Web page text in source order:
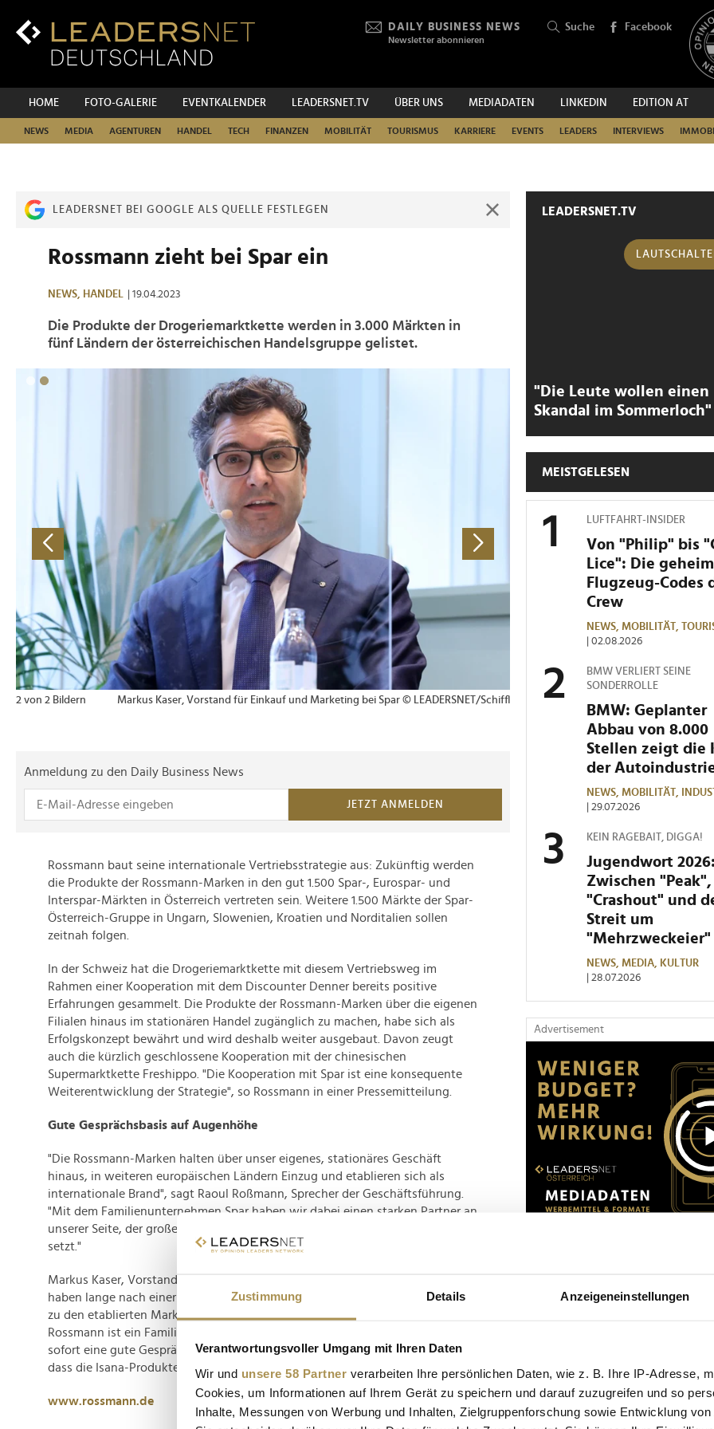
Zustimmung Details Anzeigeneinstellungen
Verantwortungsvoller Umgang mit Ihren Daten
Wir und unsere 58 Partner verarbeiten Ihre persönlichen Daten, wie z. B. Ihre IP-Adresse,
Cookies, um Informationen auf Ihrem Gerät zu speichern und darauf zuzugreifen und so
Inhalte, Messungen von Werbung und Inhalten, Zielgruppenforschung sowie Entwicklung
Inhalt
DAILY BUSINESS NEWS
Newsletter abonnieren
Suche Facebook
HOME FOTO-GALERIE EVENTKALENDER LEADERSNET.TV ÜBER UNS MEDIADATEN LINKEDIN EDITION AT
NEWS MEDIA AGENTUREN HANDEL TECH FINANZEN MOBILITÄT TOURISMUS KARRIERE EVENTS LEADERS INTERVIEWS
SUCHEN
LEADERSNET BEI GOOGLE ALS QUELLE FESTLEGEN
Rossmann zieht bei Spar ein
NEWS, HANDEL | 19.04.2023
Die Produkte der Drogeriemarktkette werden in 3.000 Märkten in
fünf Ländern der österreichischen Handelsgruppe gelistet.
2 von 2 Bildern Markus Kaser, Vorstand für Einkauf und Marketing bei Spar © LEADERSNET/Schiffl 1 von 2 Bildern
Antje König ©
Anmeldung zu den Daily Business News
JETZT ANMELDEN
Rossmann baut seine internationale Vertriebsstrategie aus: Zukünftig werden
die Produkte der Rossmann-Marken in den gut 1.500 Spar-, Eurospar- und
Interspar-Märkten in Österreich vertreten sein. Weitere 1.500 Märkte der Spar-
Österreich-Gruppe in Ungarn, Slowenien, Kroatien und Norditalien sollen
zeitnah folgen.
In der Schweiz hat die Drogeriemarktkette mit diesem Vertriebsweg im
Rahmen einer Kooperation mit dem Discounter Denner bereits positive
Erfahrungen gesammelt. Die Produkte der Rossmann-Marken über die eigenen
Filialen hinaus im stationären Handel zugänglich zu machen, habe sich als
Erfolgskonzept bewährt und wird deshalb weiter ausgebaut. Davon zeugt
auch die kürzlich geschlossene Kooperation mit der chinesischen
Supermarktkette Freshippo. "Die Kooperation mit Spar ist eine konsequente
Weiterentwicklung der Strategie", so Rossmann in einer Pressemitteilung.
Gute Gesprächsbasis auf Augenhöhe
"Die Rossmann-Marken halten über unser eigenes, stationäres Geschäft
hinaus, in weiteren europäischen Ländern Einzug und etablieren sich als
internationale Brand", sagt Raoul Roßmann, Sprecher der Geschäftsführung.
"Mit dem Familienunternehmen Spar haben wir dabei einen starken Partner an
unserer Seite, der großes Vertrauen in uns und die Qualität unserer Produkte
setzt."
Markus Kaser, Vorstand für Einkauf und Marketing bei Spar, ergänzt: "Wir
haben lange nach einer preisgünstigen, aber auch wirklich guten Alternative
zu den etablierten Marken im Körperpflegebereich gesucht. Die Firma
Rossmann ist ein Familienunternehmen wie Spar Österreich und wir hatten
sofort eine gute Gesprächsbasis auf Augenhöhe. Wir sind davon überzeugt,
dass die Isana-Produkte bei unseren Kunden sehr gut ankommen werden."
www.rossmann.de
LEADERSNET.TV
"Die Leute wollen einen
Skandal im Sommerloch"
MEISTGELESEN
LUFTFAHRT-INSIDER
Von "Philip" bis
Lice": Die
Flugzeug-Codes
Crew
NEWS, MOBILITÄT,
| 02.08.2026
BMW VERLIERT SEINE
SONDERROLLE
BMW: Geplanter
Abbau von 8.000
Stellen zeigt die
der
NEWS, MOBILITÄT,
| 29.07.2026
KEIN RAGEBAIT, DIGGA!
Jugendwort 2026:
Zwischen "Peak",
"Crashout" und
Streit um
"Mehrzweckeier"
NEWS, MEDIA,
KULTUR
| 28.07.2026
Advertisement